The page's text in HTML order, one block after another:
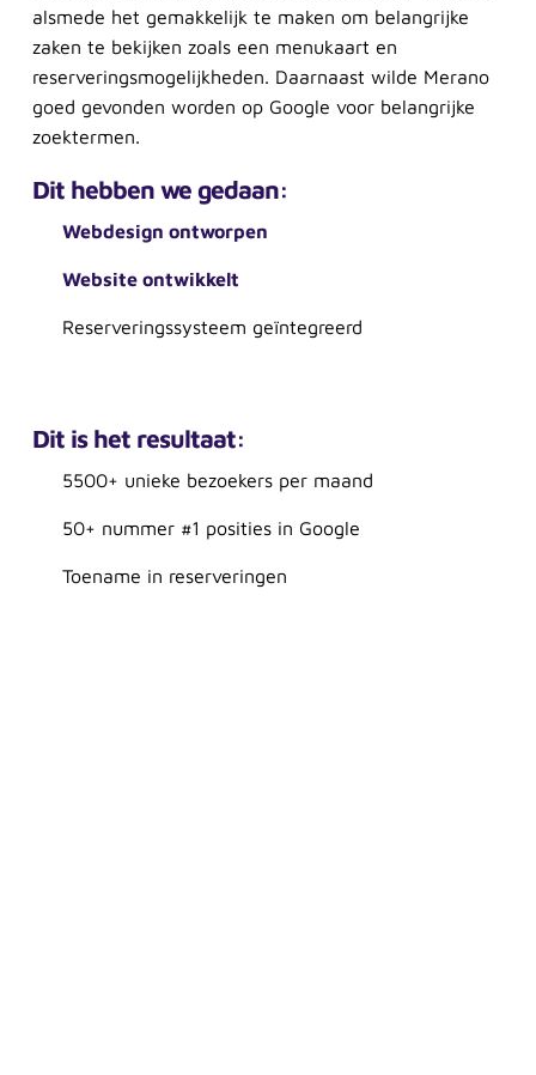
alsmede het gemakkelijk te maken om belangrijke
zaken te bekijken zoals een menukaart en
reserveringsmogelijkheden. Daarnaast wilde Merano
goed gevonden worden op Google voor belangrijke
zoektermen.
Dit hebben we gedaan:
Webdesign ontworpen
Website ontwikkelt
Reserveringssysteem geïntegreerd
Dit is het resultaat:
5500+ unieke bezoekers per maand
50+ nummer #1 posities in Google
Toename in reserveringen